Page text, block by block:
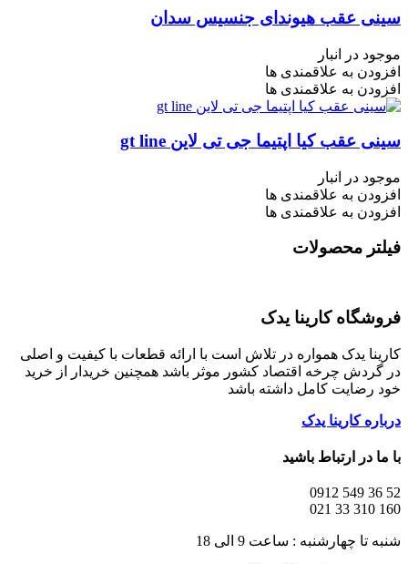
سینی عقب هیوندای جنسیس سدان
موجود در انبار
افزودن به علاقمندی ها
افزودن به علاقمندی ها
سینی عقب کیا اپتیما جی تی لاین gt line
موجود در انبار
افزودن به علاقمندی ها
افزودن به علاقمندی ها
فیلتر محصولات
فروشگاه کارینا یدک
کارینا یدک همواره در تلاش است با ارائه قطعات با کیفیت و اصلی
در گردش چرخه اقتصاد کشور موثر باشد همچنین خریدار از خرید
خود رضایت کامل داشته باشد
درباره کارینا یدک
با ما در ارتباط باشید
52 36 549 0912
160 310 33 021
شنبه تا چهارشنبه : ساعت 9 الی 18